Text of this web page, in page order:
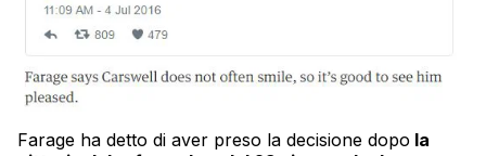
Farage ha detto di aver preso la decisione dopo la